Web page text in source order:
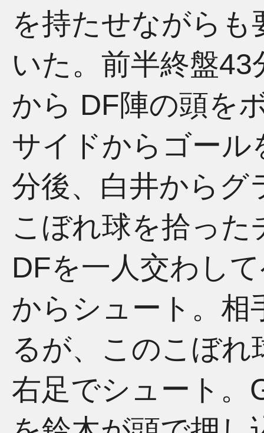
を持たせながらも
いた。前半終盤
から DF陣の頭を
サイドからゴール
分後、白井からグ
こぼれ球を拾っ
DFを一人交わし
からシュート。相
るが、このこぼ
右足でシュート。